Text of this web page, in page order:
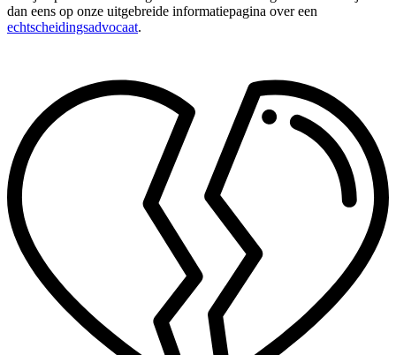
dan eens op onze uitgebreide informatiepagina over een
echtscheidingsadvocaat.